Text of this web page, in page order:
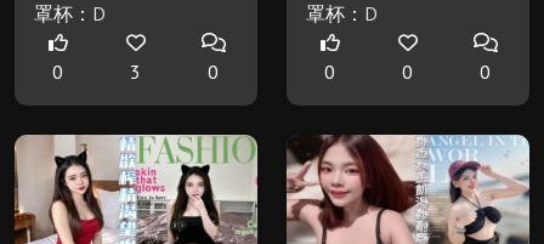
罩杯： D
0 3 0
罩杯： D
0 0 0